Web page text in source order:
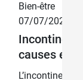
Bien-être
07/07/2026
causes et